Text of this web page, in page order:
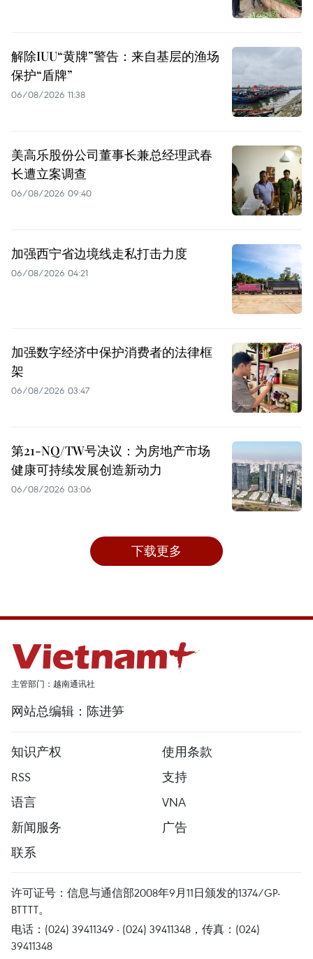
解除IUU“黄牌”警告：来自基层的渔场
保护“盾牌”
06/08/2026 11:38
美高乐股份公司董事长兼总经理武春
长遭立案调查
06/08/2026 09:40
加强西宁省边境线走私打击力度
06/08/2026 04:21
加强数字经济中保护消费者的法律框
架
06/08/2026 03:47
第21-NQ/TW号决议：为房地产市场
健康可持续发展创造新动力
06/08/2026 03:06
下载更多
主管部门：越南通讯社
网站总编辑：陈进笋
知识产权
使用条款
RSS
支持
语言
VNA
新闻服务
广告
联系
许可证号：信息与通信部2008年9月11日颁发的1374/GP-
BTTTT。
电话：(024) 39411349 - (024) 39411348，传真：(024)
39411348